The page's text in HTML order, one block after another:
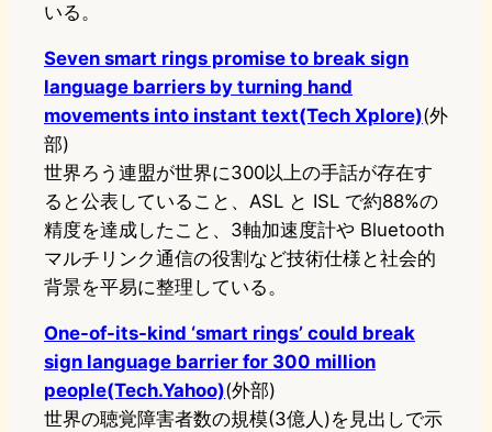
いる。
Seven smart rings promise to break sign
language barriers by turning hand
movements into instant text(Tech Xplore)(外
部)
世界ろう連盟が世界に300以上の手話が存在す
ると公表していること、ASL と ISL で約88%の
精度を達成したこと、3軸加速度計や Bluetooth
マルチリンク通信の役割など技術仕様と社会的
背景を平易に整理している。
One-of-its-kind ‘smart rings’ could break
sign language barrier for 300 million
people(Tech.Yahoo)(外部)
世界の聴覚障害者数の規模(3億人)を見出しで示